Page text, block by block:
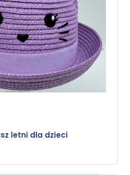
letni dla dzieci